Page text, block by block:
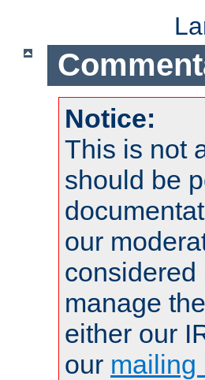
Notice:
This is not
should be
our
considered
manage
either our
our mailing